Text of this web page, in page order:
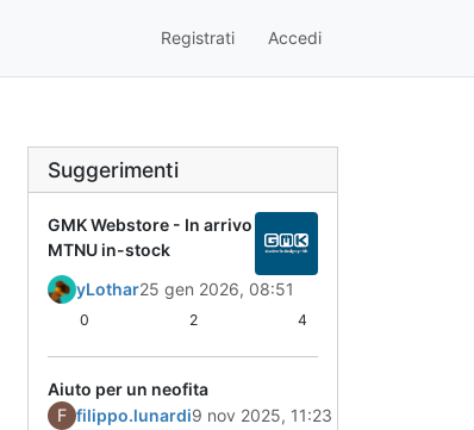
Registrati Accedi
Suggerimenti
GMK Webstore - In arrivo
MTNU in-stock
yLothar25 gen 2026, 08:51
0 2 4
Aiuto per un neofita
F filippo.lunardi9 nov 2025, 11:23